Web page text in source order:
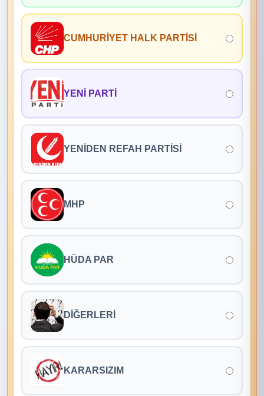
CUMHURİYET HALK PARTİSİ
YENİ PARTİ
YENİDEN REFAH PARTİSİ
MHP
HÜDA PAR
DİĞERLERİ
KARARSIZIM